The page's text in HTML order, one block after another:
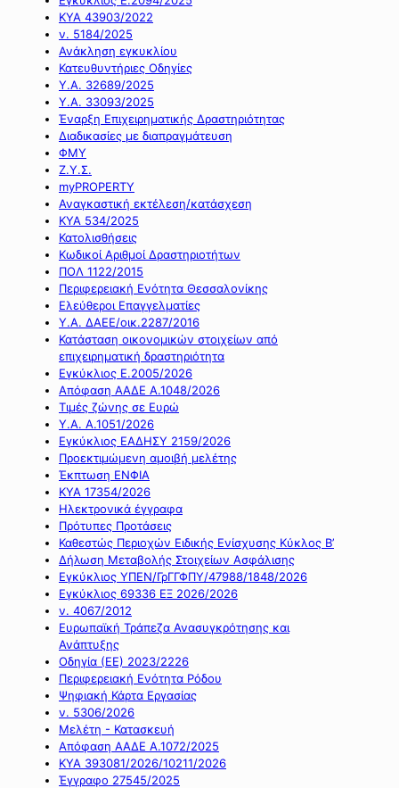
ΚΥΑ 43903/2022
ν. 5184/2025
Ανάκληση εγκυκλίου
Κατευθυντήριες Οδηγίες
Υ.Α. 32689/2025
Υ.Α. 33093/2025
Έναρξη Επιχειρηματικής Δραστηριότητας
Διαδικασίες με διαπραγμάτευση
ΦΜΥ
Ζ.Υ.Σ.
myPROPERTY
Αναγκαστική εκτέλεση/κατάσχεση
ΚΥΑ 534/2025
Κατολισθήσεις
Κωδικοί Αριθμοί Δραστηριοτήτων
ΠΟΛ 1122/2015
Περιφερειακή Ενότητα Θεσσαλονίκης
Ελεύθεροι Επαγγελματίες
Υ.Α. ΔΑΕΕ/οικ.2287/2016
Κατάσταση οικονομικών στοιχείων από
επιχειρηματική δραστηριότητα
Εγκύκλιος Ε.2005/2026
Απόφαση ΑΑΔΕ Α.1048/2026
Τιμές ζώνης σε Ευρώ
Υ.Α. Α.1051/2026
Εγκύκλιος ΕΑΔΗΣΥ 2159/2026
Προεκτιμώμενη αμοιβή μελέτης
Έκπτωση ΕΝΦΙΑ
ΚΥΑ 17354/2026
Ηλεκτρονικά έγγραφα
Πρότυπες Προτάσεις
Καθεστώς Περιοχών Ειδικής Ενίσχυσης Κύκλος Β’
Δήλωση Μεταβολής Στοιχείων Ασφάλισης
Εγκύκλιος ΥΠΕΝ/ΓρΓΓΦΠΥ/47988/1848/2026
Εγκύκλιος 69336 ΕΞ 2026/2026
ν. 4067/2012
Ευρωπαϊκή Τράπεζα Ανασυγκρότησης και
Ανάπτυξης
Οδηγία (ΕΕ) 2023/2226
Περιφερειακή Ενότητα Ρόδου
Ψηφιακή Κάρτα Εργασίας
ν. 5306/2026
Μελέτη - Κατασκευή
Απόφαση ΑΑΔΕ Α.1072/2025
ΚΥΑ 393081/2026/10211/2026
Έγγραφο 27545/2025